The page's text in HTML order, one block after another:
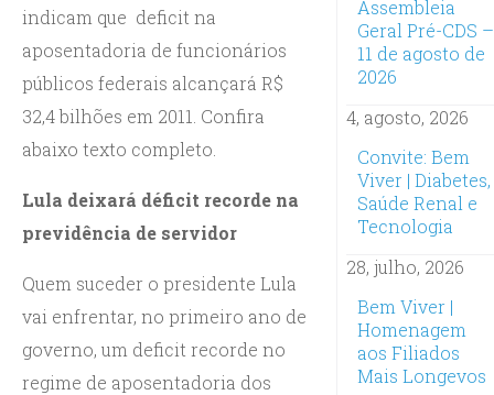
indicam que deficit na
aposentadoria de funcionários
públicos federais alcançará R$
32,4 bilhões em 2011. Confira
abaixo texto completo.
Lula deixará déficit recorde na
previdência de servidor
Quem suceder o presidente Lula
vai enfrentar, no primeiro ano de
governo, um deficit recorde no
regime de aposentadoria dos
Assembleia
Geral Pré-CDS –
11 de agosto de
2026
4, agosto, 2026
Convite: Bem
Viver | Diabetes,
Saúde Renal e
Tecnologia
28, julho, 2026
Bem Viver |
Homenagem
aos Filiados
Mais Longevos